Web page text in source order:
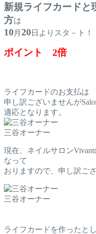
新規ライフカードと
方は
10月 20日よりスタ－ト！
ポイント 2倍
ライフカードのお支払は
申し訳ございませんが
適応となります。
三谷オーナー
現在、ネイルサロンVivant
なって
おりますので、申し訳ご
三谷オーナー
ライフカードを作ったと